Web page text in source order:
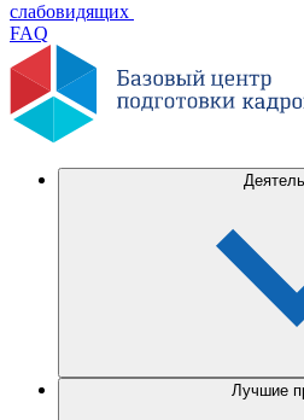
слабовидящих
FAQ
Лучшие